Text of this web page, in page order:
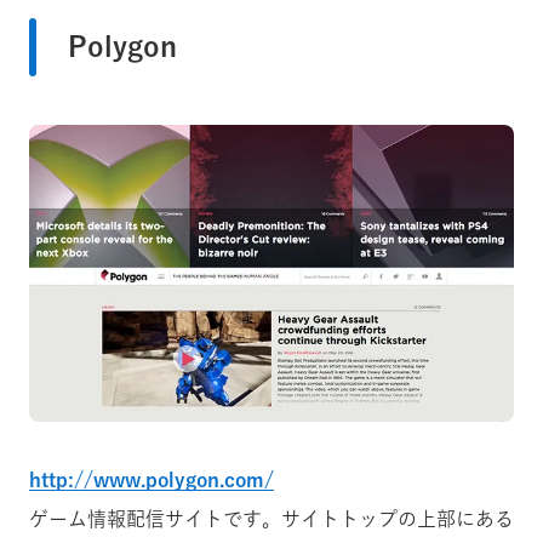
Polygon
http://www.polygon.com/
ゲーム情報配信サイトです。サイトトップの上部にある